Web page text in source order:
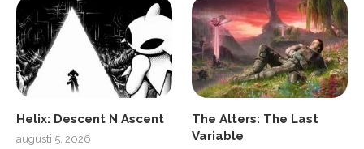
Helix: Descent N Ascent
augusti 5, 2026
The Alters: The Last
Variable